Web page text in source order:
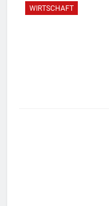
WIRTSCHAFT